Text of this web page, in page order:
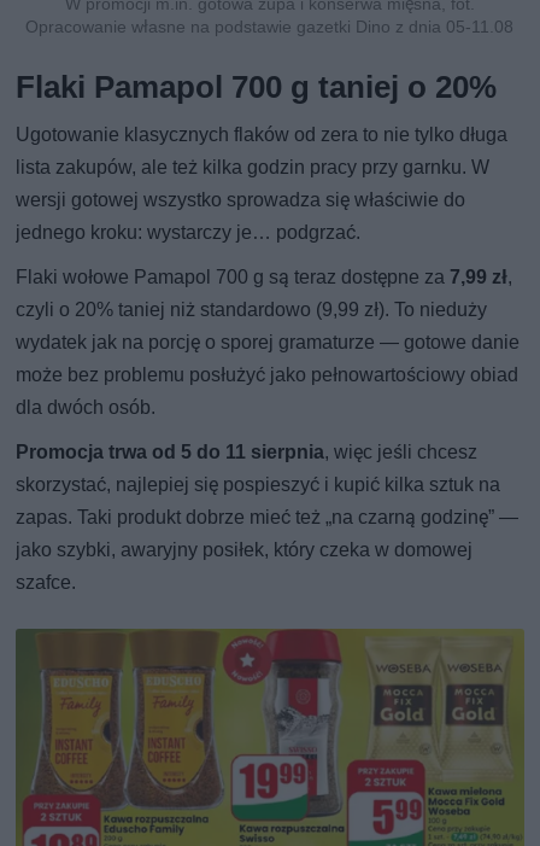
Opracowanie własne na podstawie gazetki Dino z dnia 05-11.08
Flaki Pamapol 700 g taniej o 20%
Ugotowanie klasycznych flaków od zera to nie tylko długa
lista zakupów, ale też kilka godzin pracy przy garnku. W
wersji gotowej wszystko sprowadza się właściwie do
jednego kroku: wystarczy je… podgrzać.
Flaki wołowe Pamapol 700 g są teraz dostępne za 7,99 zł,
czyli o 20% taniej niż standardowo (9,99 zł). To nieduży
wydatek jak na porcję o sporej gramaturze — gotowe danie
może bez problemu posłużyć jako pełnowartościowy obiad
dla dwóch osób.
Promocja trwa od 5 do 11 sierpnia, więc jeśli chcesz
skorzystać, najlepiej się pospieszyć i kupić kilka sztuk na
zapas. Taki produkt dobrze mieć też „na czarną godzinę” —
jako szybki, awaryjny posiłek, który czeka w domowej
szafce.